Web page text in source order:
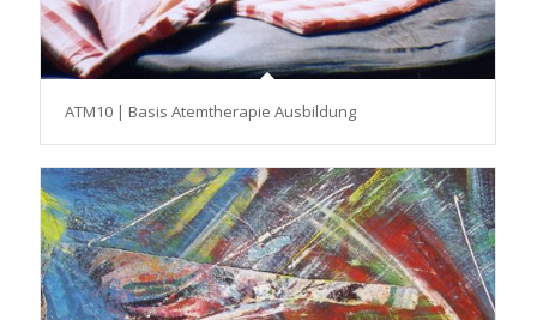
ATM10 | Basis Atemtherapie Ausbildung